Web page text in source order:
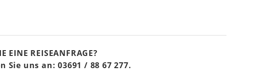
EINE REISEANFRAGE?
uns an: 03691 / 88 67 277.